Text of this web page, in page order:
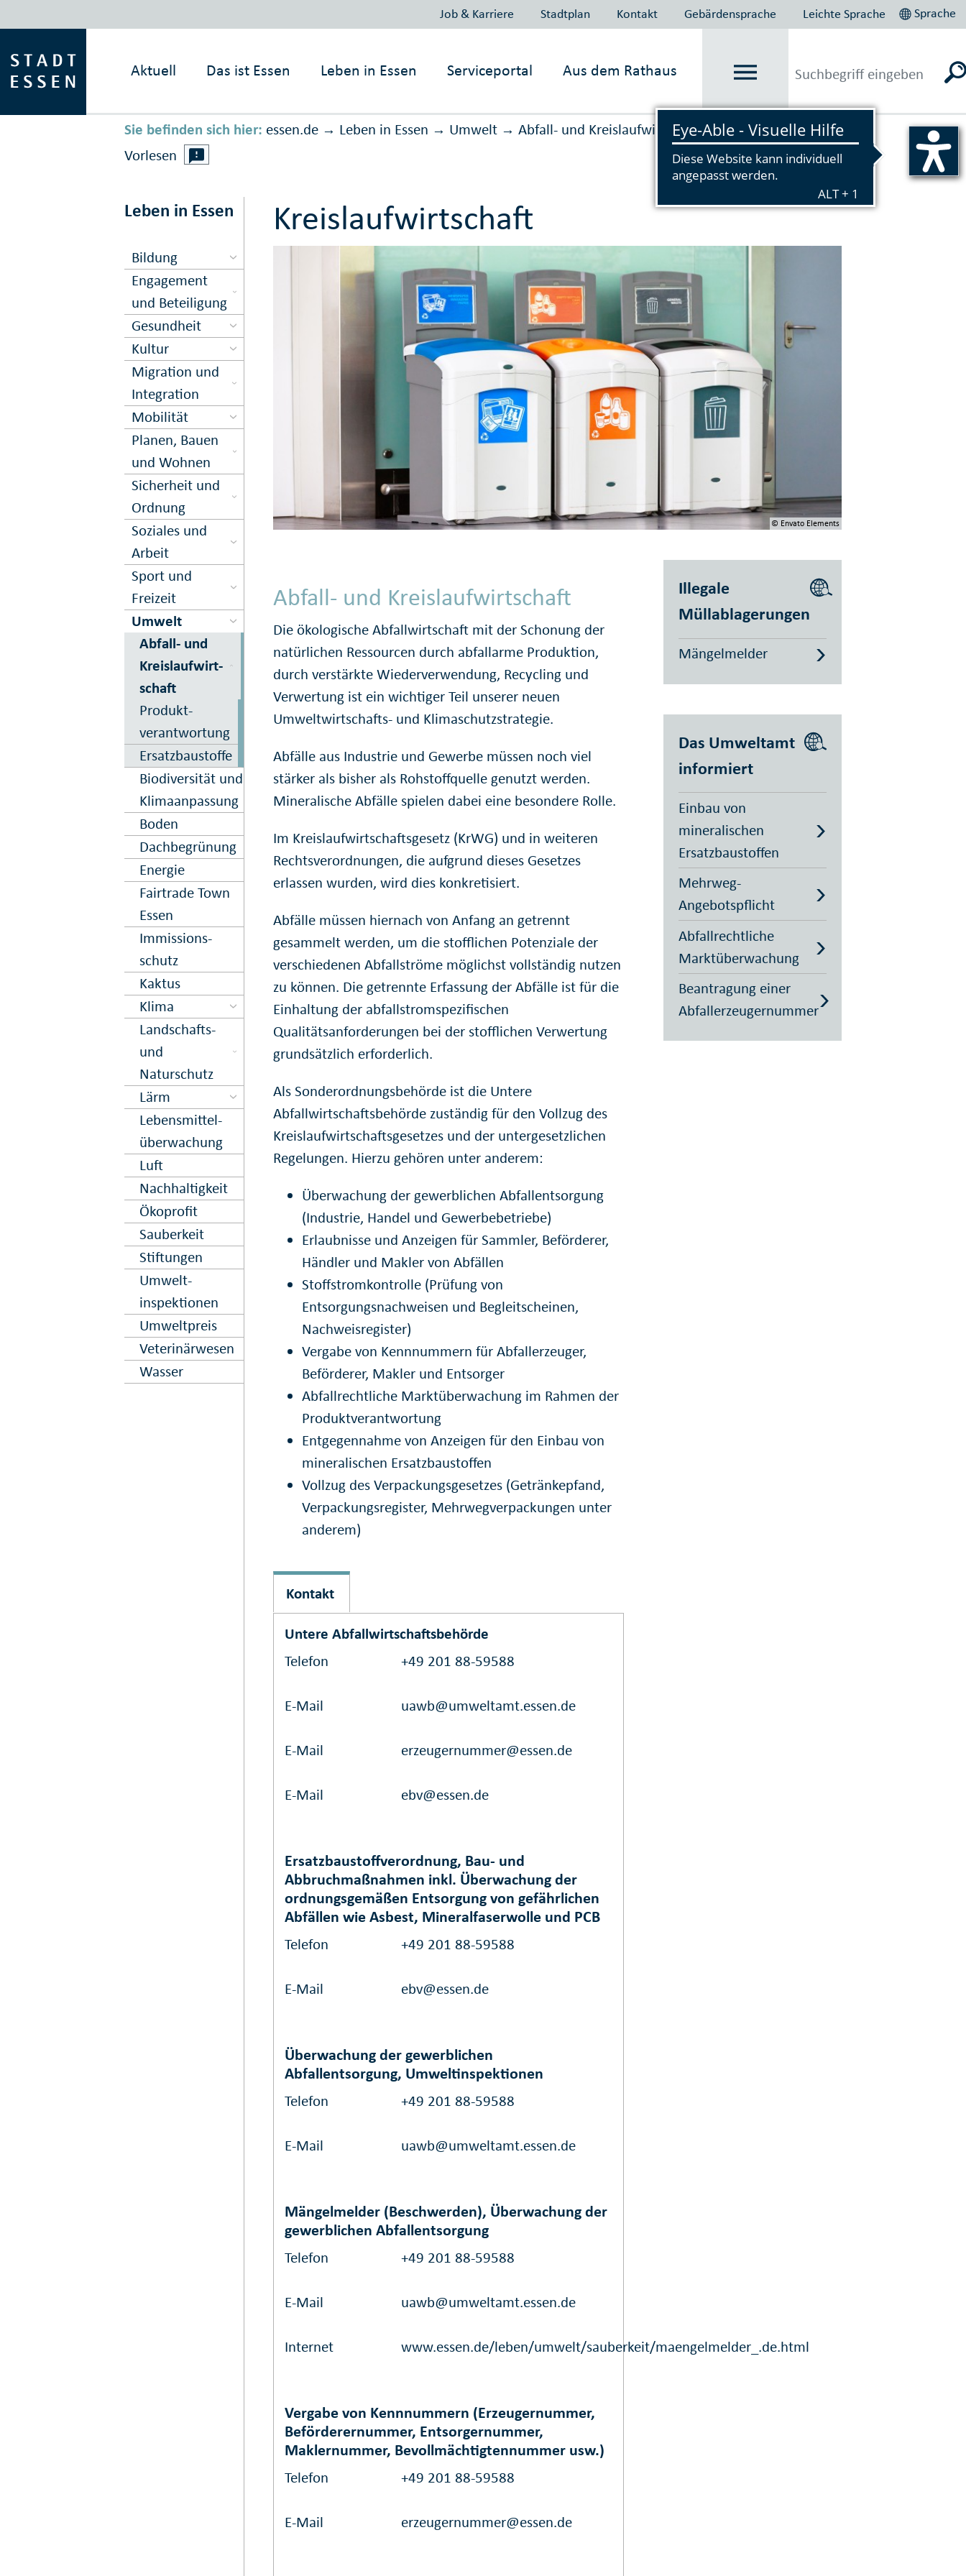
Job & Karriere Stadtplan Kontakt Gebärdensprache Leichte Sprache Sprache
Aktuell Das ist Essen Leben in Essen Serviceportal Aus dem Rathaus
Sie befinden sich hier: essen.de → Leben in Essen → Umwelt → Abfall- und Kreis­lauf­wirt­schaft
Vorlesen
Leben in Essen
Bildung
Engagement
und Beteiligung
Gesundheit
Kultur
Migration und
Inte­gration
Mobilität
Planen, Bauen
und Wohnen
Sicher­heit und
Ord­nung
Soziales und
Arbeit
Sport und
Freizeit
Umwelt
Abfall- und
Kreis­lauf­wirt­
schaft
Produkt­
verantwortung
Ersatzbaustoffe
Biodiversität und
Klima­anpassung
Boden
Dach­begrün­ung
Energie
Fairtrade Town
Essen
Immissions­
schutz
Kaktus
Klima
Landschafts-
und
Naturschutz
Lärm
Lebens­mittel­
über­wachung
Luft
Nachhaltig­keit
Ökoprofit
Sauberkeit
Stiftungen
Umwelt­
inspektionen
Umweltpreis
Veterinär­wesen
Wasser
Kreislaufwirtschaft
© Envato Elements
Abfall- und Kreislaufwirtschaft
Die ökologische Abfallwirtschaft mit der Schonung der
natürlichen Ressourcen durch abfallarme Produktion,
durch verstärkte Wiederverwendung, Recycling und
Verwertung ist ein wichtiger Teil unserer neuen
Umweltwirtschafts- und Klimaschutzstrategie.
Abfälle aus Industrie und Gewerbe müssen noch viel
stärker als bisher als Rohstoffquelle genutzt werden.
Mineralische Abfälle spielen dabei eine besondere Rolle.
Im Kreislaufwirtschaftsgesetz (KrWG) und in weiteren
Rechtsverordnungen, die aufgrund dieses Gesetzes
erlassen wurden, wird dies konkretisiert.
Abfälle müssen hiernach von Anfang an getrennt
gesammelt werden, um die stofflichen Potenziale der
verschiedenen Abfallströme möglichst vollständig nutzen
zu können. Die getrennte Erfassung der Abfälle ist für die
Einhaltung der abfallstromspezifischen
Qualitätsanforderungen bei der stofflichen Verwertung
grundsätzlich erforderlich.
Als Sonderordnungsbehörde ist die Untere
Abfallwirtschaftsbehörde zuständig für den Vollzug des
Kreislaufwirtschaftsgesetzes und der untergesetzlichen
Regelungen. Hierzu gehören unter anderem:
Überwachung der gewerblichen Abfallentsorgung
(Industrie, Handel und Gewerbebetriebe)
Erlaubnisse und Anzeigen für Sammler, Beförderer,
Händler und Makler von Abfällen
Stoffstromkontrolle (Prüfung von
Entsorgungsnachweisen und Begleitscheinen,
Nachweisregister)
Vergabe von Kennnummern für Abfallerzeuger,
Beförderer, Makler und Entsorger
Abfallrechtliche Marktüberwachung im Rahmen der
Produktverantwortung
Entgegennahme von Anzeigen für den Einbau von
mineralischen Ersatzbaustoffen
Vollzug des Verpackungsgesetzes (Getränkepfand,
Verpackungsregister, Mehrwegverpackungen unter
anderem)
Kontakt
Untere Abfallwirtschaftsbehörde
Telefon
+49 201 88-59588
E-Mail uawb@umweltamt.essen.de
E-Mail erzeugernummer@essen.de
E-Mail ebv@essen.de
Ersatzbaustoffverordnung, Bau- und
Abbruchmaßnahmen inkl. Überwachung der
ordnungsgemäßen Entsorgung von gefährlichen
Abfällen wie Asbest, Mineralfaserwolle und PCB
Telefon +49 201 88-59588
E-Mail ebv@essen.de
Überwachung der gewerblichen
Abfallentsorgung, Umweltinspektionen
Telefon +49 201 88-59588
E-Mail uawb@umweltamt.essen.de
Mängelmelder (Beschwerden), Überwachung der
gewerblichen Abfallentsorgung
Telefon +49 201 88-59588
E-Mail uawb@umweltamt.essen.de
Internet www.essen.de/leben/umwelt/sauberkeit/maengelmelder_.de.html
Vergabe von Kennnummern (Erzeugernummer,
Beförderernummer, Entsorgernummer,
Maklernummer, Bevollmächtigtennummer usw.)
Telefon +49 201 88-59588
E-Mail erzeugernummer@essen.de
Illegale
Müllablagerungen
Mängelmelder
Das Umweltamt
informiert
Einbau von
mineralischen
Ersatzbaustoffen
Mehrweg-
Angebotspflicht
Abfallrechtliche
Marktüberwachung
Beantragung einer
Abfallerzeugernummer